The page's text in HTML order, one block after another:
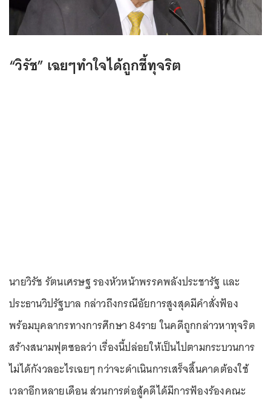
“วิรัช” เฉยๆทำใจได้ถูกชี้ทุจริต
นายวิรัช รัตนเศรษฐ รองหัวหน้าพรรคพลังประชารัฐ และ
ประธานวิปรัฐบาล กล่าวถึงกรณีอัยการสูงสุดมีคำสั่งฟ้อง
พร้อมบุคลากรทางการศึกษา 84ราย ในคดีถูกกล่าวหาทุจริต
สร้างสนามฟุตซอลว่า เรื่องนี้ปล่อยให้เป็นไปตามกระบวนการ
ไม่ได้กังวลอะไรเฉยๆ กว่าจะดำเนินการเสร็จสิ้นคาดต้องใช้
เวลาอีกหลายเดือน ส่วนการต่อสู้คดีได้มีการฟ้องร้องคณะ